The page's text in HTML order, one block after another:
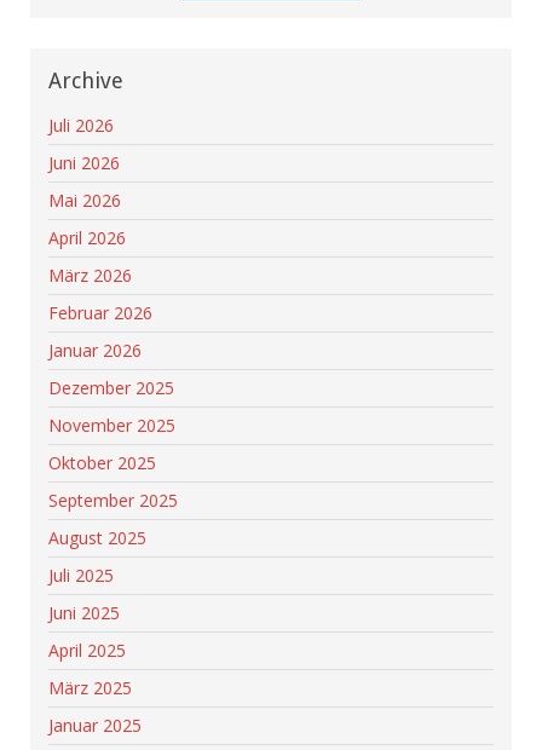
Archive
Juli 2026
Juni 2026
Mai 2026
April 2026
März 2026
Februar 2026
Januar 2026
Dezember 2025
November 2025
Oktober 2025
September 2025
August 2025
Juli 2025
Juni 2025
April 2025
März 2025
Januar 2025